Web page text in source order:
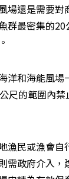
場還是需要對
群最密集的
洋和海能風場
尺的範圍內
漁民或漁會自
需政府介入，